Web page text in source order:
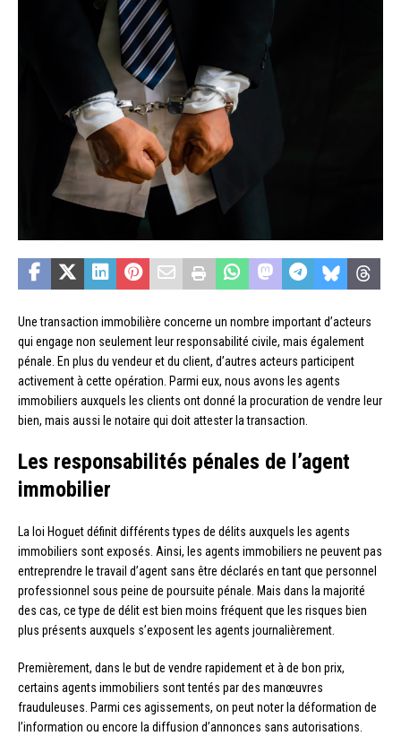
Une transaction immobilière concerne un nombre important d’acteurs
qui engage non seulement leur responsabilité civile, mais également
pénale. En plus du vendeur et du client, d’autres acteurs participent
activement à cette opération. Parmi eux, nous avons les agents
immobiliers auxquels les clients ont donné la procuration de vendre leur
bien, mais aussi le notaire qui doit attester la transaction.
Les responsabilités pénales de l’agent
immobilier
La loi Hoguet définit différents types de délits auxquels les agents
immobiliers sont exposés. Ainsi, les agents immobiliers ne peuvent pas
entreprendre le travail d’agent sans être déclarés en tant que personnel
professionnel sous peine de poursuite pénale. Mais dans la majorité
des cas, ce type de délit est bien moins fréquent que les risques bien
plus présents auxquels s’exposent les agents journalièrement.
Premièrement, dans le but de vendre rapidement et à de bon prix,
certains agents immobiliers sont tentés par des manœuvres
frauduleuses. Parmi ces agissements, on peut noter la déformation de
l’information ou encore la diffusion d’annonces sans autorisations.